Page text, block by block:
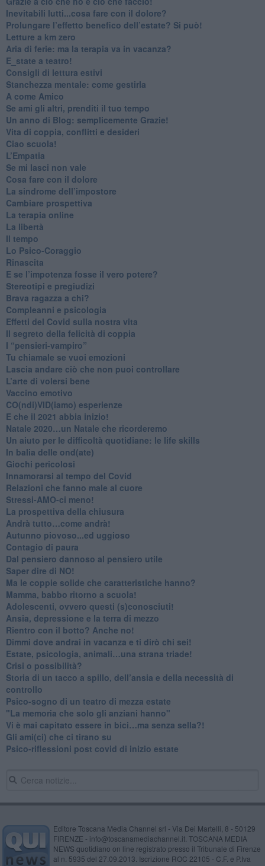
​Inevitabili lutti...cosa fare con il dolore?
Prolungare l’effetto benefico dell’estate? Si può!
​Letture a km zero
​Aria di ferie: ma la terapia va in vacanza?
​E_state a teatro!
​Consigli di lettura estivi
​Stanchezza mentale: come gestirla
​A come Amico
​Se ami gli altri, prenditi il tuo tempo
​Un anno di Blog: semplicemente Grazie!
​Vita di coppia, conflitti e desideri
​Ciao scuola!
​L’Empatia
​Se mi lasci non vale
Cosa fare con il dolore
​La sindrome dell’impostore
​Cambiare prospettiva
La terapia online
La libertà
​Il tempo
​Lo Psico-Coraggio
Rinascita
​E se l’impotenza fosse il vero potere?
Stereotipi e pregiudizi
​Brava ragazza a chi?
​Compleanni e psicologia
Effetti del Covid sulla nostra vita
Il segreto della felicità di coppia
​I “pensieri-vampiro”
​Tu chiamale se vuoi emozioni
​Lascia andare ciò che non puoi controllare
L’arte di volersi bene
​Vaccino emotivo
CO(ndi)VID(iamo) esperienze
​E che il 2021 abbia inizio!
​Natale 2020…un Natale che ricorderemo
Un aiuto per le difficoltà quotidiane: le life skills
​In balia delle ond(ate)
Giochi pericolosi
Innamorarsi al tempo del Covid
​Relazioni che fanno male al cuore
​Stressi-AMO-ci meno!
​La prospettiva della chiusura
​Andrà tutto…come andrà!
Autunno piovoso...ed uggioso
​Contagio di paura
​Dal pensiero dannoso al pensiero utile
​Saper dire di NO!
​Ma le coppie solide che caratteristiche hanno?
​Mamma, babbo ritorno a scuola!
Adolescenti, ovvero questi (s)conosciuti!
Ansia, depressione e la terra di mezzo
​Rientro con il botto? Anche no!
Dimmi dove andrai in vacanza e ti dirò chi sei!
​Estate, psicologia, animali…una strana triade!
​Crisi o possibilità?
​Storia di un tacco a spillo, dell’ansia e della necessità di
controllo
​Psico-sogno di un teatro di mezza estate
"La memoria che solo gli anziani hanno"
​Vi è mai capitato essere in bici…ma senza sella?!
​Gli ami(ci) che ci tirano su
Psico-riflessioni post covid di inizio estate
Editore Toscana Media Channel srl - Via Dei Martelli, 8 - 50129
FIRENZE - info@toscanamediachannel.it. TOSCANA MEDIA
NEWS quotidiano on line registrato presso il Tribunale di Firenze
al n. 5935 del 27.09.2013. Iscrizione ROC 22105 - C.F. e P.Iva